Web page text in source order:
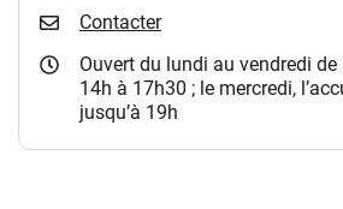
Contacter
Ouvert du lundi au vendredi
14h à 17h30 ; le mercredi,
jusqu’à 19h